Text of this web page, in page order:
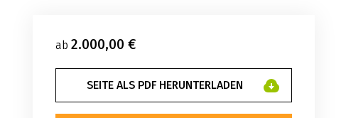
ab 2.000,00 €
SEITE ALS PDF HERUNTERLADEN